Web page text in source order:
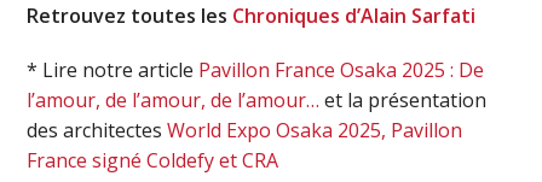
Retrouvez toutes les Chroniques d’Alain Sarfati
* Lire notre article Pavillon France Osaka 2025 : De
l’amour, de l’amour, de l’amour… et la présentation
des architectesWorld Expo Osaka 2025, Pavillon
France signé Coldefy et CRA